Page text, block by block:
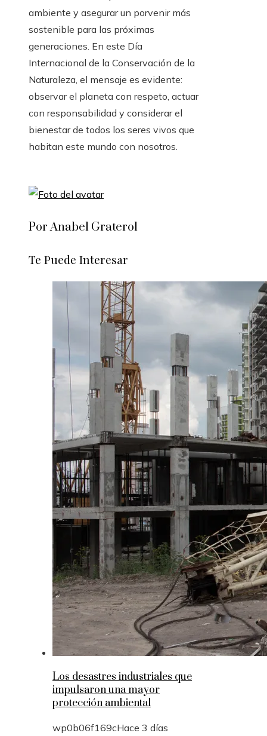
ambiente y asegurar un porvenir más
sostenible para las próximas
generaciones. En este Día
Internacional de la Conservación de la
Naturaleza, el mensaje es evidente:
observar el planeta con respeto, actuar
con responsabilidad y considerar el
bienestar de todos los seres vivos que
habitan este mundo con nosotros.
Por Anabel Graterol
Te Puede Interesar
Los desastres industriales que
impulsaron una mayor
protección ambiental
wp0b06f169cHace 3 días